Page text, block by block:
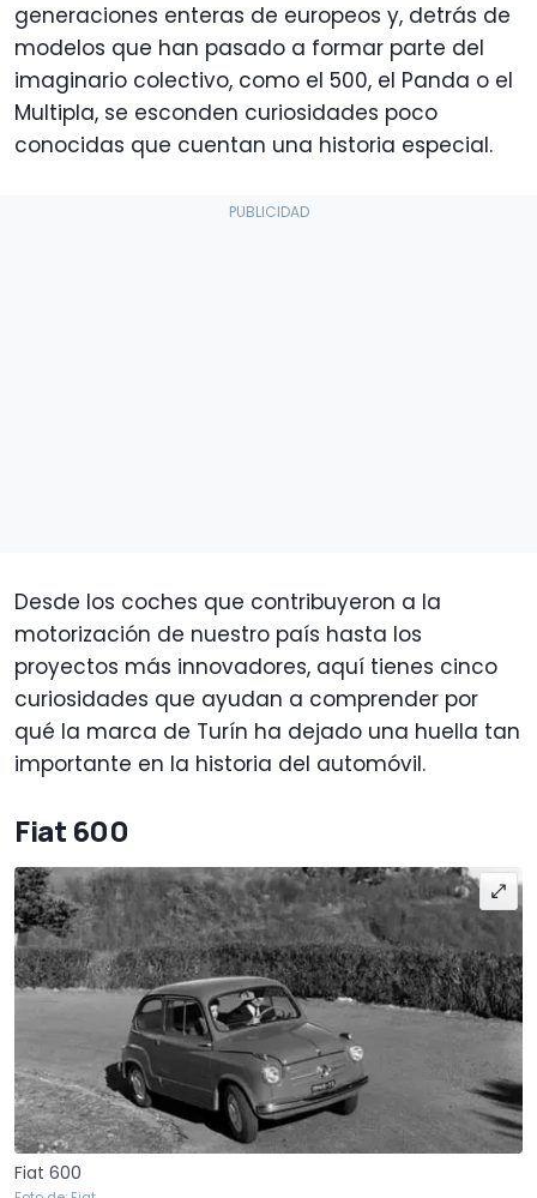
generaciones enteras de europeos y, detrás de
modelos que han pasado a formar parte del
imaginario colectivo, como el 500, el Panda o el
Multipla, se esconden curiosidades poco
conocidas que cuentan una historia especial.
Desde los coches que contribuyeron a la
motorización de nuestro país hasta los
proyectos más innovadores, aquí tienes cinco
curiosidades que ayudan a comprender por
qué la marca de Turín ha dejado una huella tan
importante en la historia del automóvil.
Fiat 600
Fiat 600